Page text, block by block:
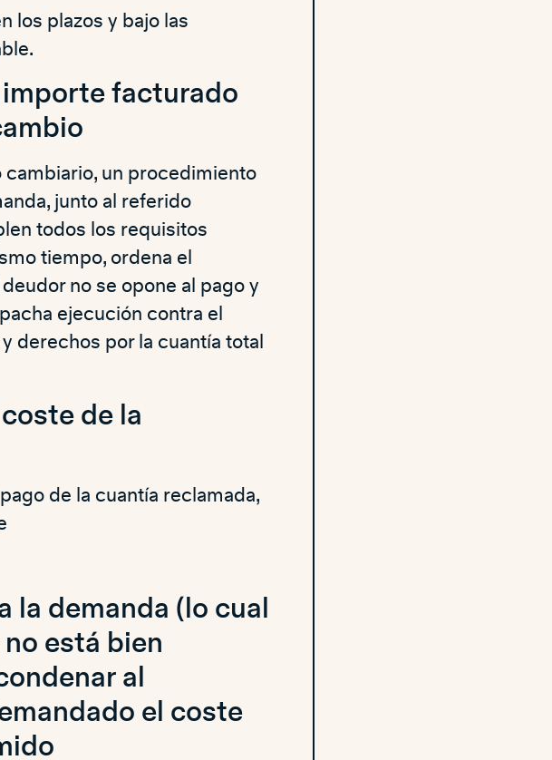
los plazos y bajo las
importe facturado
cambiario, un procedimiento
junto al referido
todos los requisitos
tiempo, ordena el
no se opone al pago y
ejecución contra el
derechos por la cuantía total
de la
de la cuantía reclamada,
la demanda (lo cual
está bien
al
el coste